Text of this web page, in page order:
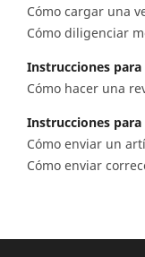
Cómo cargar una
Cómo diligenciar
Instrucciones para
Cómo hacer una
Instrucciones
Cómo enviar un
Cómo enviar